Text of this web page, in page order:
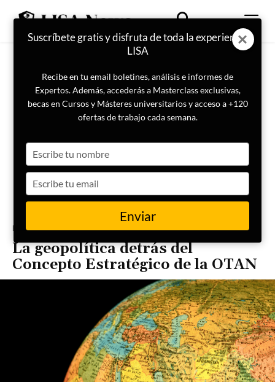
Portada Geopolítica
La geopolítica detrás del
Concepto Estratégico de la OTAN
Suscríbete gratis y disfruta de toda la experiencia
LISA
Recibe en tu email boletines, análisis e informes de
Expertos. Además, accederás a Masterclass exclusivas,
becas en Cursos y Másteres universitarios y acceso a +120
ofertas de trabajo cada semana.
your
name
your
email
Enviar